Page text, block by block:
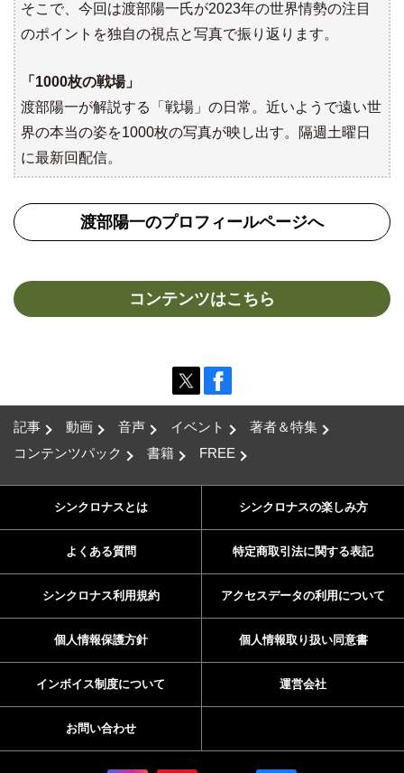
そこで、今回は渡部陽一氏が2023年の世界情勢の注目
のポイントを独自の視点と写真で振り返ります。
「1000枚の戦場」
渡部陽一が解説する「戦場」の日常。近いようで遠い世
界の本当の姿を1000枚の写真が映し出す。隔週土曜日
に最新回配信。
渡部陽一のプロフィールページへ
コンテンツはこちら
記事 動画 音声 イベント
著者＆特集
コンテンツパック
書籍 FREE
シンクロナスとは シンクロナスの楽しみ方
よくある質問 特定商取引法に関する表記
シンクロナス利用規約 アクセスデータの利用について
個人情報保護方針 個人情報取り扱い同意書
インボイス制度について 運営会社
お問い合わせ